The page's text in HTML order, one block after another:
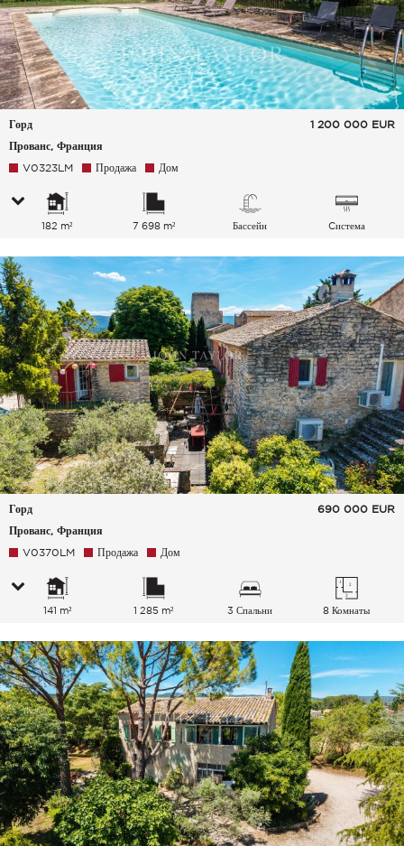
Горд
Прованс, Франция
1 200 000 EUR
V0323LM Продажа Дом
182 m² 7 698 m² Бассейн
Cистема
воздуха
Горд
Прованс, Франция
690 000 EUR
V0370LM Продажа Дом
141 m² 1 285 m² 3 Спальни 8 Комнаты